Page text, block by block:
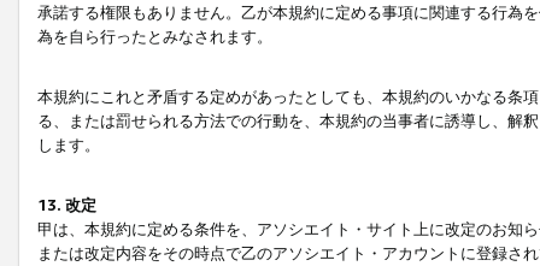
承諾する権限もありません。乙が本規約に定める事項に関連する行為
為を自ら行ったとみなされます。
本規約にこれと矛盾する定めがあったとしても、本規約のいかなる条
る、または罰せられる方法での行動を、本規約の当事者に誘導し、解
します。
13. 改定
甲は、本規約に定める条件を、アソシエイト・サイト上に改定のお知
または改定内容をその時点で乙のアソシエイト・アカウントに登録さ